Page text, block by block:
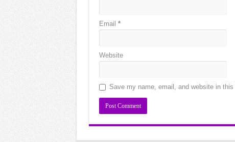
Email *
Website
Save my name, email, and website in